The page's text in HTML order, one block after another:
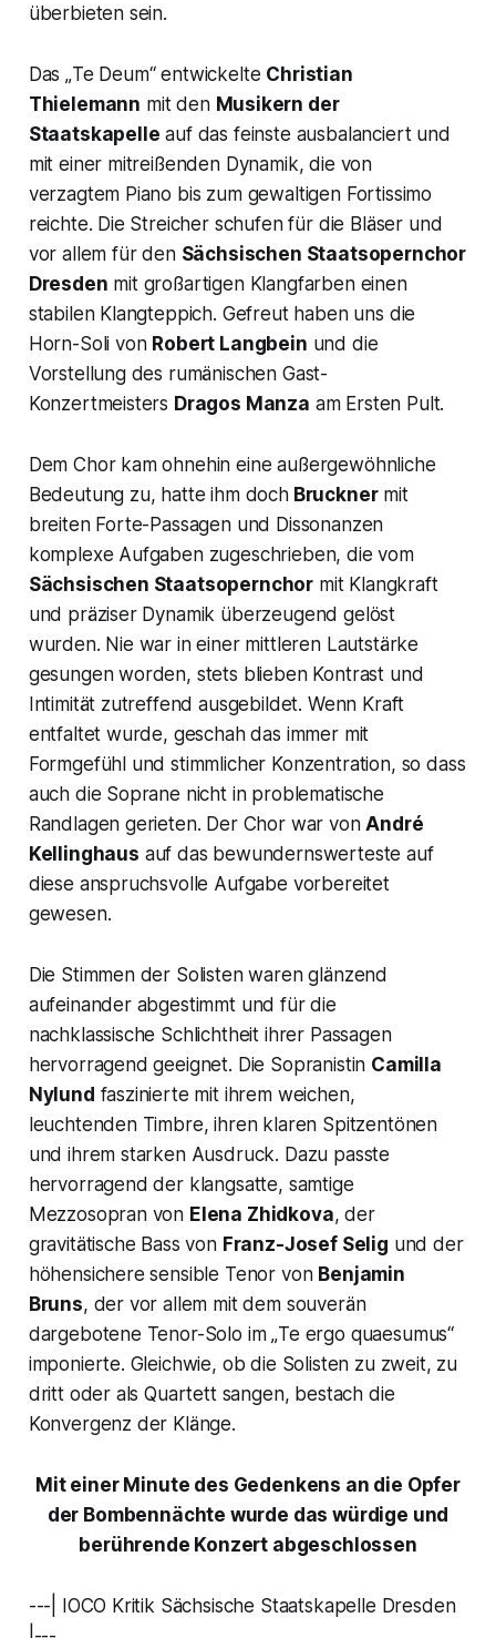
überbieten sein.
Das „Te Deum“ entwickelte Christian
Thielemann mit den Musikern der
Staatskapelle auf das feinste ausbalanciert und
mit einer mitreißenden Dynamik, die von
verzagtem Piano bis zum gewaltigen Fortissimo
reichte. Die Streicher schufen für die Bläser und
vor allem für den Sächsischen Staatsopernchor
Dresden mit großartigen Klangfarben einen
stabilen Klangteppich. Gefreut haben uns die
Horn-Soli von Robert Langbein und die
Vorstellung des rumänischen Gast-
Konzertmeisters Dragos Manza am Ersten Pult.
Dem Chor kam ohnehin eine außergewöhnliche
Bedeutung zu, hatte ihm dochBrucknermit
breiten Forte-Passagen und Dissonanzen
komplexe Aufgaben zugeschrieben, die vom
Sächsischen Staatsopernchor mit Klangkraft
und präziser Dynamik überzeugend gelöst
wurden. Nie war in einer mittleren Lautstärke
gesungen worden, stets blieben Kontrast und
Intimität zutreffend ausgebildet. Wenn Kraft
entfaltet wurde, geschah das immer mit
Formgefühl und stimmlicher Konzentration, so dass
auch die Soprane nicht in problematische
Randlagen gerieten. Der Chor war vonAndré
Kellinghaus auf das bewundernswerteste auf
diese anspruchsvolle Aufgabe vorbereitet
gewesen.
Die Stimmen der Solisten waren glänzend
aufeinander abgestimmt und für die
nachklassische Schlichtheit ihrer Passagen
hervorragend geeignet. Die Sopranistin Camilla
Nylund faszinierte mit ihrem weichen,
leuchtenden Timbre, ihren klaren Spitzentönen
und ihrem starken Ausdruck. Dazu passte
hervorragend der klangsatte, samtige
Mezzosopran von Elena Zhidkova, der
gravitätische Bass von Franz-Josef Selig und der
höhensichere sensible Tenor von Benjamin
Bruns, der vor allem mit dem souverän
dargebotene Tenor-Solo im „Te ergo quaesumus“
imponierte. Gleichwie, ob die Solisten zu zweit, zu
dritt oder als Quartett sangen, bestach die
Konvergenz der Klänge.
Mit einer Minute des Gedenkens an die Opfer
der Bombennächte wurde das würdige und
berührende Konzert abgeschlossen
---| IOCO Kritik Sächsische Staatskapelle Dresden